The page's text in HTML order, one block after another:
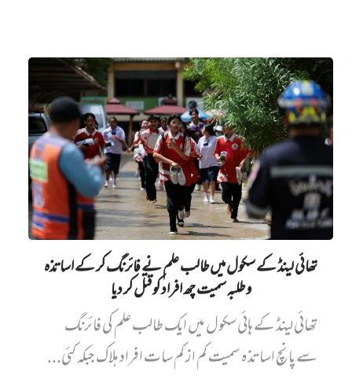
تھائی لینڈ کے سکول میں طالب علم نے فائرنگ کر کے اساتذہ
و طلبہ سمیت چھ افراد کو قتل کر دیا
تھائی لینڈ کے ہائی سکول میں ایک طالب علم کی فائرنگ
سے پانچ اساتذہ سمیت کم از کم سات افراد ہلاک جبکہ کئی...